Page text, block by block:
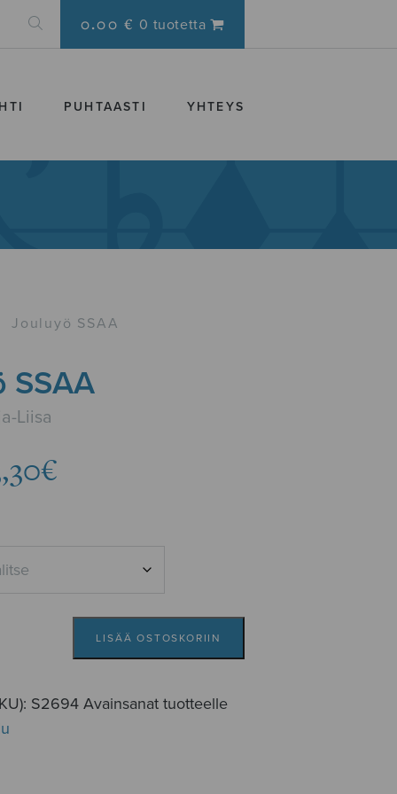
0.00 € 0 tuotetta
PUHTAASTI YHTEYS
Jouluyö SSAA
SSAA
Liisa
€
LISÄÄ OSTOSKORIIN
S2694 Avainsanat tuotteelle